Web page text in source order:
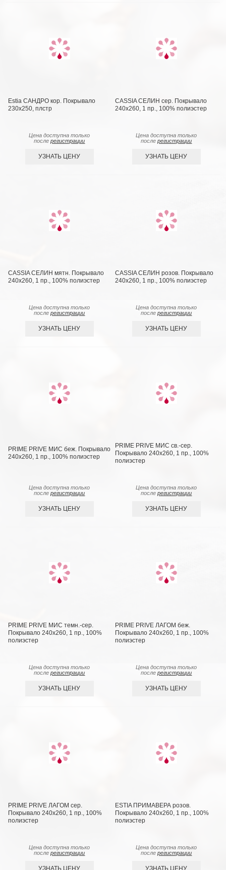
Estia САНДРО кор. Покрывало
230х250, плстр
Цена доступна только
послерегистрации
УЗНАТЬ ЦЕНУ
CASSIA СЕЛИН сер. Покрывало
240х260, 1 пр., 100% полиэстер
Цена доступна только
послерегистрации
УЗНАТЬ ЦЕНУ
CASSIA СЕЛИН мятн. Покрывало
240х260, 1 пр., 100% полиэстер
Цена доступна только
послерегистрации
УЗНАТЬ ЦЕНУ
CASSIA СЕЛИН розов. Покрывало
240х260, 1 пр., 100% полиэстер
Цена доступна только
послерегистрации
УЗНАТЬ ЦЕНУ
PRIME PRIVE МИС беж. Покрывало
240х260, 1 пр., 100% полиэстер
Цена доступна только
послерегистрации
УЗНАТЬ ЦЕНУ
PRIME PRIVE МИС св.-сер.
Покрывало 240х260, 1 пр., 100%
полиэстер
Цена доступна только
послерегистрации
УЗНАТЬ ЦЕНУ
PRIME PRIVE МИС темн.-сер.
Покрывало 240х260, 1 пр., 100%
полиэстер
Цена доступна только
послерегистрации
УЗНАТЬ ЦЕНУ
PRIME PRIVE ЛАГОМ беж.
Покрывало 240х260, 1 пр., 100%
полиэстер
Цена доступна только
послерегистрации
УЗНАТЬ ЦЕНУ
PRIME PRIVE ЛАГОМ сер.
Покрывало 240х260, 1 пр., 100%
полиэстер
Цена доступна только
послерегистрации
УЗНАТЬ ЦЕНУ
ESTIA ПРИМАВЕРА розов.
Покрывало 240х260, 1 пр., 100%
полиэстер
Цена доступна только
послерегистрации
УЗНАТЬ ЦЕНУ